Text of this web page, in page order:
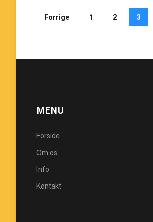
Forrige 1 2 3
MENU
Forside
Om os
Info
Kontakt